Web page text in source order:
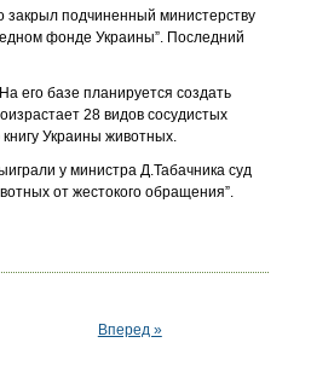
закрыл подчиненный министерству
фонде Украины”. Последний
его базе планируется создать
28 видов сосудистых
Украины животных.
у министра Д.Табачника суд
от жестокого обращения”.
Вперед »